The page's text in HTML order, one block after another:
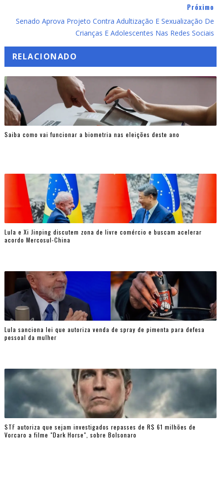
Próximo
Senado Aprova Projeto Contra Adultização E Sexualização De
Crianças E Adolescentes Nas Redes Sociais
RELACIONADO
Saiba como vai funcionar a biometria nas eleições deste ano
Lula e Xi Jinping discutem zona de livre comércio e buscam acelerar
acordo Mercosul-China
Lula sanciona lei que autoriza venda de spray de pimenta para defesa
pessoal da mulher
STF autoriza que sejam investigados repasses de R$ 61 milhões de
Vorcaro a filme "Dark Horse", sobre Bolsonaro